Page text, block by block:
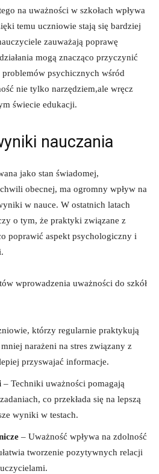
⁢na uważności w szkołach wpływa⁢
temu uczniowie stają się ⁤bardziej
zauważają poprawę
mogą znacząco ‍przyczynić
psychicznych wśród
⁤nie⁢ tylko narzędziem,ale wręcz
świecie edukacji.
nauczania
jako stan świadomej,
obecnej, ma ⁣ogromny wpływ na
w nauce. ⁣W ostatnich latach
⁢o tym, że praktyki związane⁣ z
poprawić ‍aspekt psychologiczny i
wprowadzenia uważności do ⁣szkół
którzy regularnie praktykują
narażeni na stres ‌związany z
przyswajać informacje.
– Techniki ⁣uważności pomagają
co przekłada się na lepszą
wyniki w testach.
– Uważność⁤ wpływa na zdolność
tworzenie pozytywnych relacji